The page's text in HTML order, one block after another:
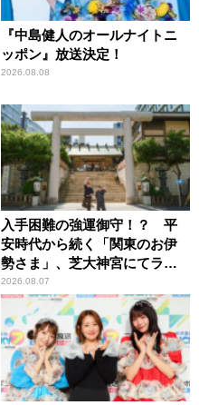
『中島健人のオールナイトニ
ッポン』放送決定！
2026.08.08
入手困難の強運御守！？ 平
安時代から続く「関東のお伊
勢さま」、芝大神宮にてラン
パンプスが合格祈願！
2026.08.07